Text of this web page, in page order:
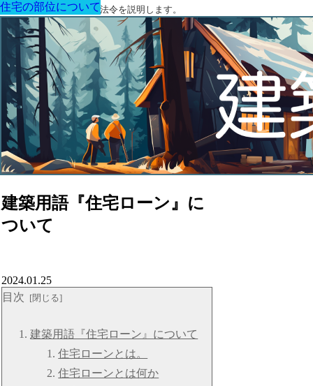
建築に関する用語と関連法令を説明します。
建築用語『住宅ローン』に
ついて
住宅の部位について
2024.01.25
目次
建築用語『住宅ローン』について
住宅ローンとは。
住宅ローンとは何か
住宅の部位について
住宅の部位について
住宅の部位について
住宅の部位について
住宅の部位について
住宅の部位について